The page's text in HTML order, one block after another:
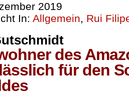
2019
In: Allgemein, Rui
des
für den